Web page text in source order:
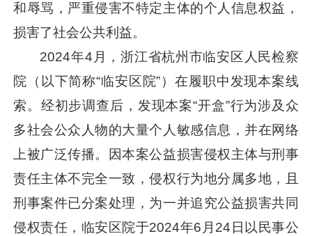
和辱骂，严重侵害不特定主体的个人信息权益，
损害了社会公共利益。
2024年4月，浙江省杭州市临安区人民检察
院（以下简称“临安区院”）在履职中发现本案线
索。经初步调查后，发现本案“开盒”行为涉及众
多社会公众人物的大量个人敏感信息，并在网络
上被广泛传播。因本案公益损害侵权主体与刑事
责任主体不完全一致，侵权行为地分属多地，且
刑事案件已分案处理，为一并追究公益损害共同
侵权责任，临安区院于2024年6月24日以民事公